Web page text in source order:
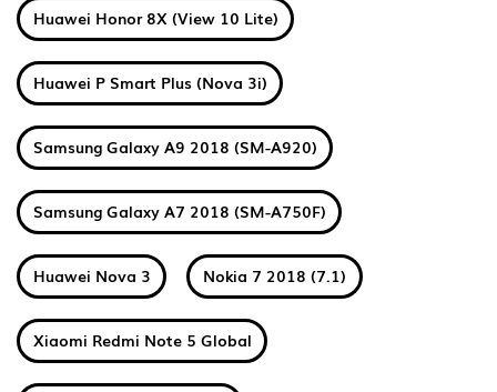
Huawei Honor 8X (View 10 Lite)
Huawei P Smart Plus (Nova 3i)
Samsung Galaxy A9 2018 (SM-A920)
Samsung Galaxy A7 2018 (SM-A750F)
Huawei Nova 3 Nokia 7 2018 (7.1)
Xiaomi Redmi Note 5 Global